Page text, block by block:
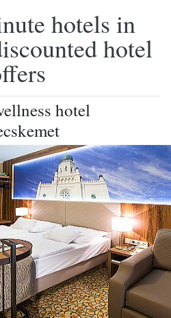
hotels in
hotel
hotel